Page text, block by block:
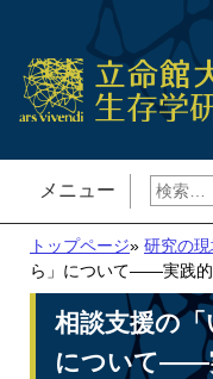
メニュー
検
索:
トップページ» 研究の
ら」について――実践的
相談支援の
について――